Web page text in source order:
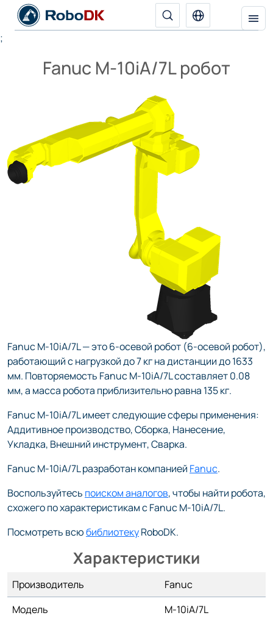
;
Fanuc M-10iA/7L робот
Fanuc M-10iA/7L — это 6-осевой робот (6-осевой робот),
работающий с нагрузкой до 7 кг на дистанции до 1633
мм. Повторяемость Fanuc M-10iA/7L составляет 0.08
мм, а масса робота приблизительно равна 135 кг.
Fanuc M-10iA/7L имеет следующие сферы применения:
Аддитивное производство, Сборка, Нанесение,
Укладка, Внешний инструмент, Сварка.
Fanuc M-10iA/7L разработан компанией Fanuc.
Воспользуйтесь поиском аналогов, чтобы найти робота,
схожего по характеристикам с Fanuc M-10iA/7L.
Посмотреть всюбиблиотекуRoboDK.
Характеристики
Производитель
Fanuc
Модель
M-10iA/7L